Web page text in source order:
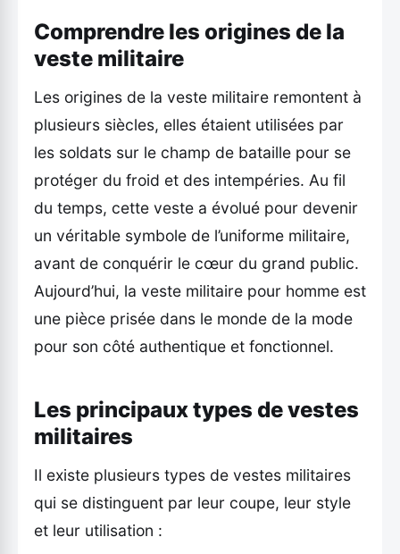
Comprendre les origines de la
veste militaire
Les origines de la veste militaire remontent à
plusieurs siècles, elles étaient utilisées par
les soldats sur le champ de bataille pour se
protéger du froid et des intempéries. Au fil
du temps, cette veste a évolué pour devenir
un véritable symbole de l’uniforme militaire,
avant de conquérir le cœur du grand public.
Aujourd’hui, la veste militaire pour homme est
une pièce prisée dans le monde de la mode
pour son côté authentique et fonctionnel.
Les principaux types de vestes
militaires
Il existe plusieurs types de vestes militaires
qui se distinguent par leur coupe, leur style
et leur utilisation :